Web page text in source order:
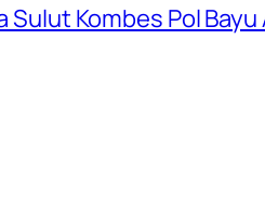
Sulut Kombes Pol